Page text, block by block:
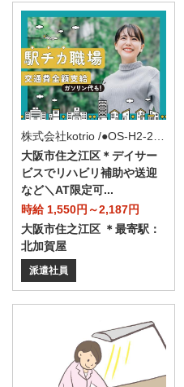
大阪市住之江区＊デイサー
ビスでリハビリ補助や送迎
など＼AT限定可...
時給 1,550円～2,187円
大阪市住之江区 ＊最寄駅：
北加賀屋
派遣社員